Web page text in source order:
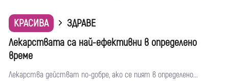
КРАСИВА
ЗДРАВЕ
Лекарствата са най-ефективни в определено
време
Лекарства действат по-добре, ако се пият в определено...